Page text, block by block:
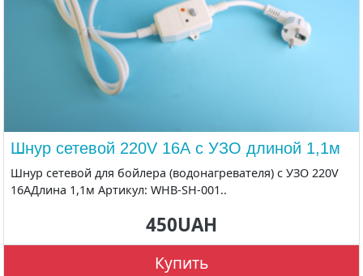
Шнур сетевой 220V 16А с УЗО длиной 1,1м
Шнур сетевой для бойлера (водонагревателя) с УЗО 220V
16АДлина 1,1м Артикул: WHB-SH-001..
450UAH
Купить